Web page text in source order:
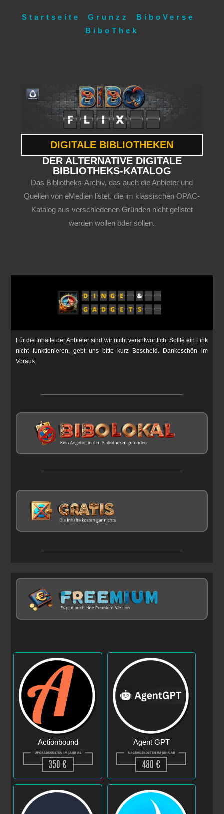
Startseite Grunzz
BiboVerse
BiboThek
DIGITALE BIBLIOTHEKEN
DER ALTERNATIVE DIGITALE
BIBLIOTHEKS-KATALOG
Das Bibliotheks-Archiv, das auch die Anbieter und
Quellen von eMedien listet, die im klassischen OPAC-
Katalog aus verschiedenen Gründen nicht gelistet
werden wollen oder sollen.
Für die Inhalte der Anbieter sind wir nicht verantwortlich. Sollte ein Link
nicht funktionieren, gebt uns bitte kurz Bescheid. Dankeschön im
Voraus.
Actionbound Agent GPT